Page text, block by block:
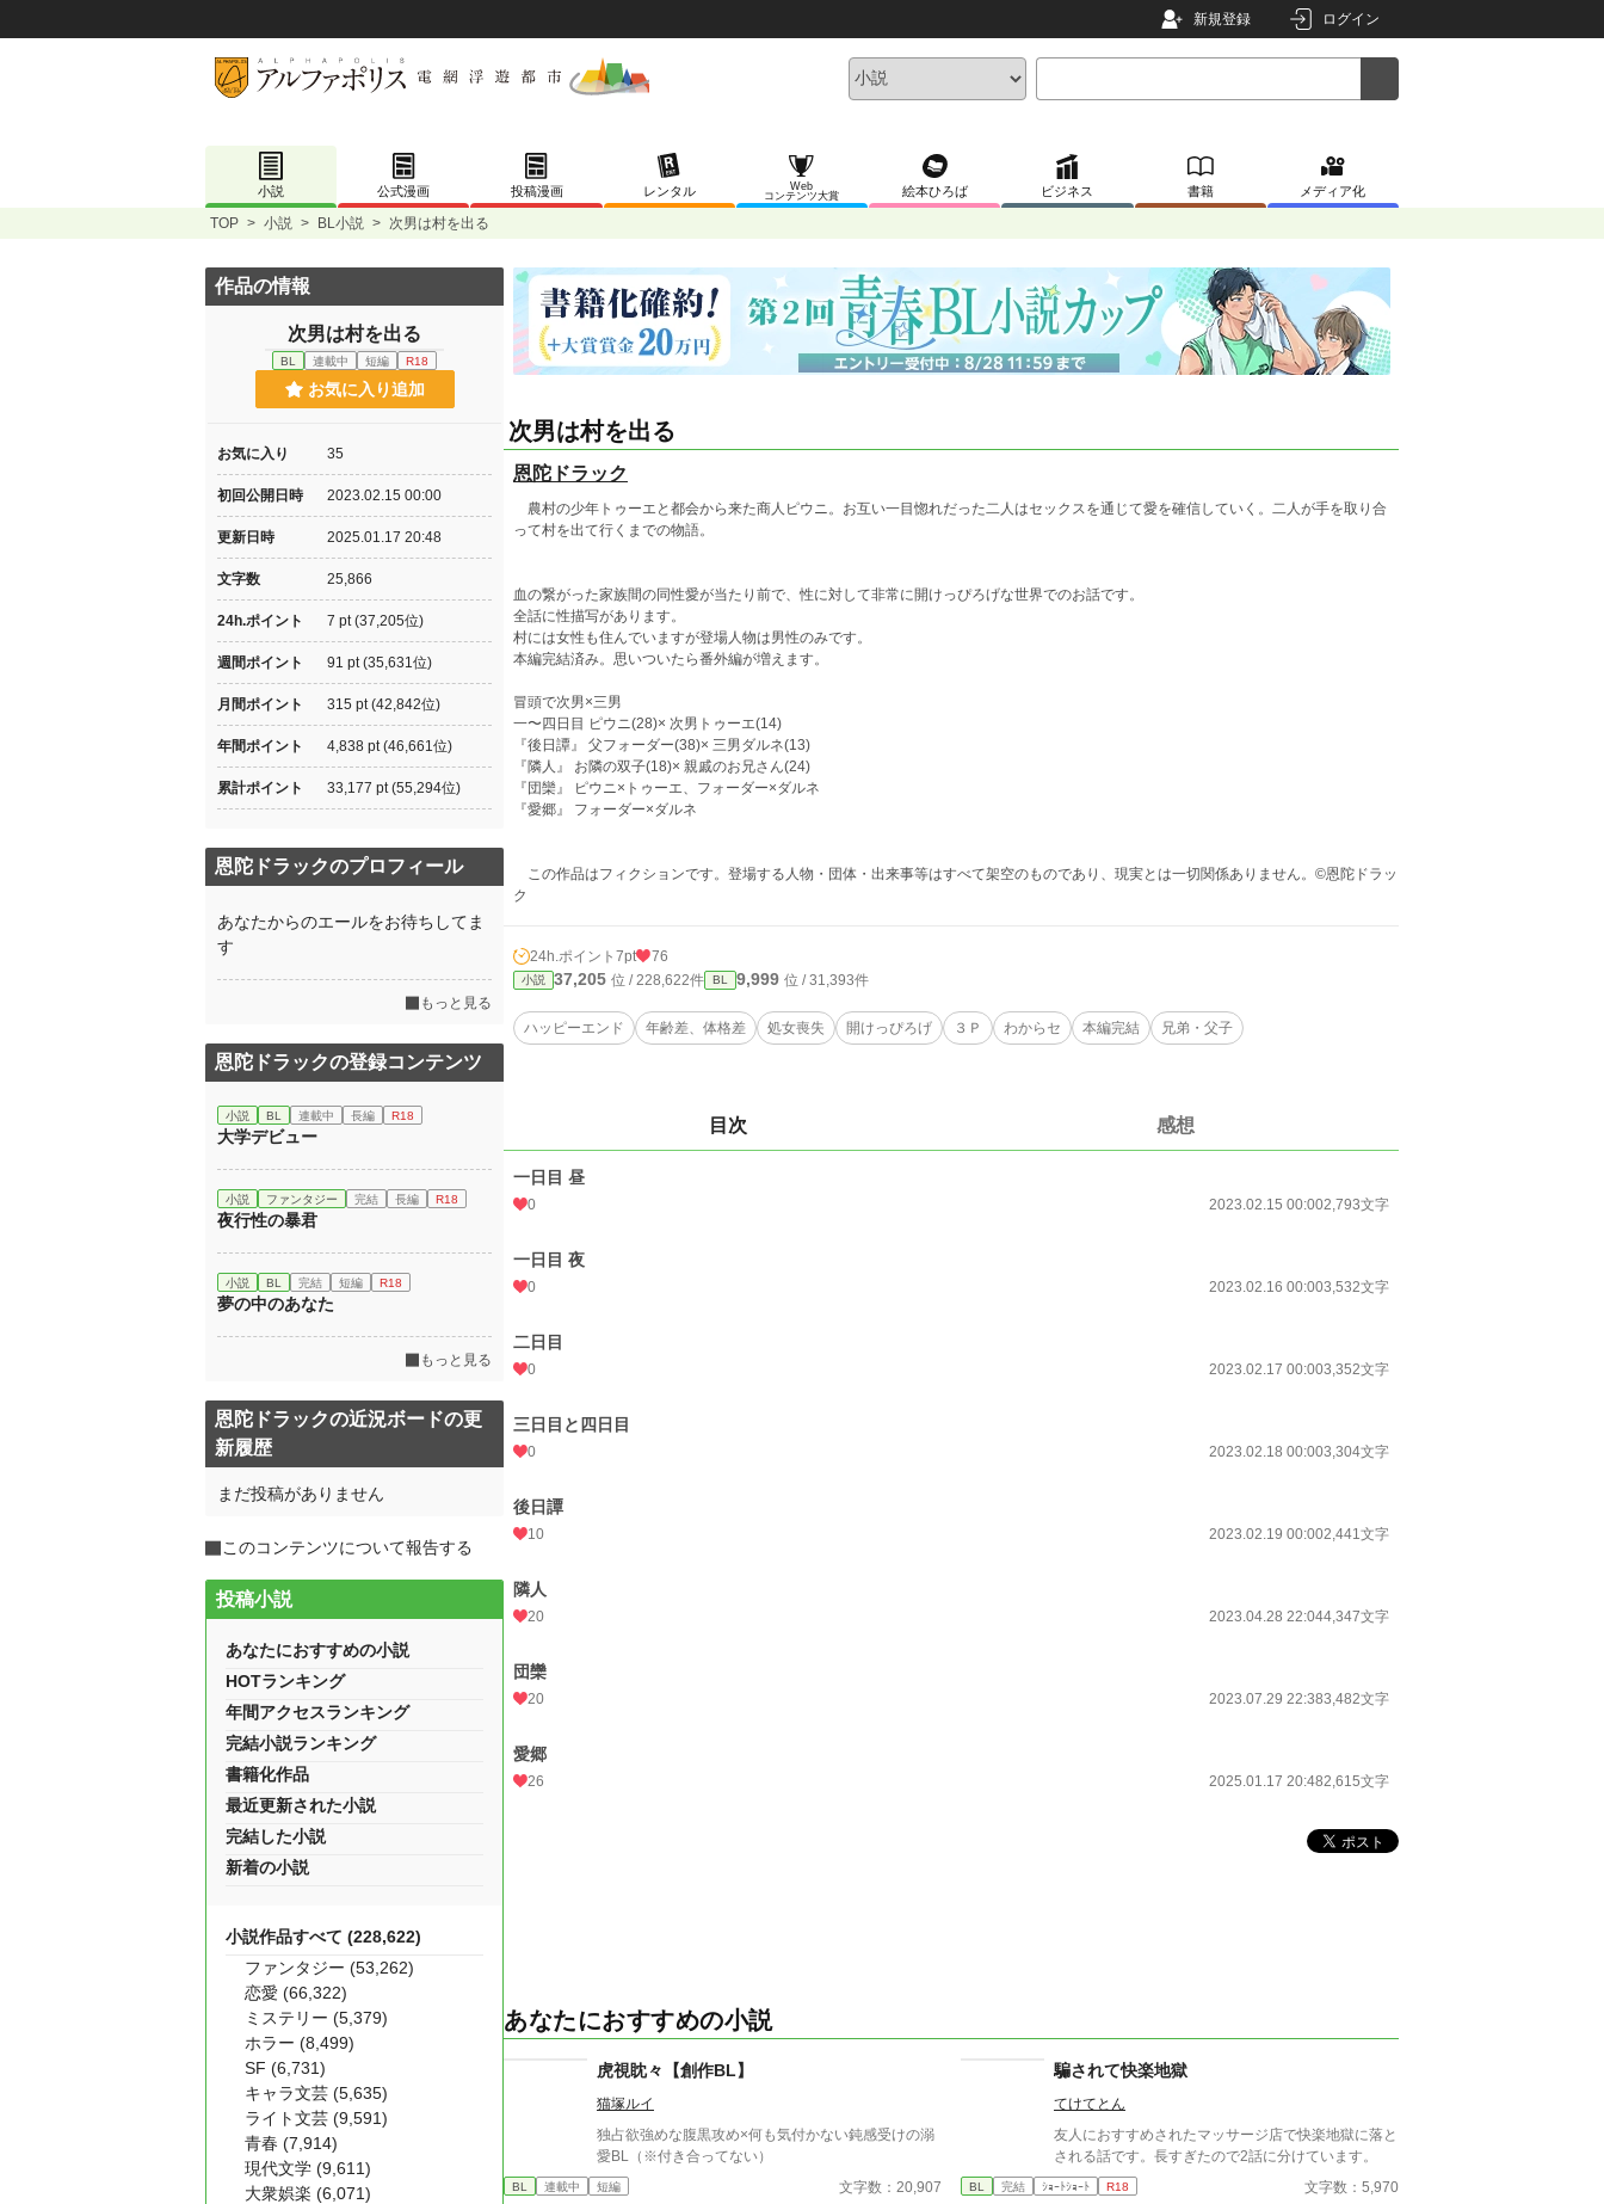
新規登録 ログイン
小説 公式漫画 投稿漫画 レンタル
Web
コンテンツ大賞
絵本ひろば ビジネス 書籍 メディア化
TOP > 小説 > BL小説 > 次男は村を出る
次男は村を出る
恩陀ドラック
農村の少年トゥーエと都会から来た商人ピウニ。お互い一目惚れだった二人はセックスを通じて愛を確信していく。二人が手を取り合
って村を出て行くまでの物語。
血の繋がった家族間の同性愛が当たり前で、性に対して非常に開けっぴろげな世界でのお話です。
全話に性描写があります。
村には女性も住んでいますが登場人物は男性のみです。
本編完結済み。思いついたら番外編が増えます。
冒頭で次男×三男
一〜四日目 ピウニ(28)× 次男トゥーエ(14)
『後日譚』 父フォーダー(38)× 三男ダルネ(13)
『隣人』 お隣の双子(18)× 親戚のお兄さん(24)
『団欒』 ピウニ×トゥーエ、フォーダー×ダルネ
『愛郷』 フォーダー×ダルネ
この作品はフィクションです。登場する人物・団体・出来事等はすべて架空のものであり、現実とは一切関係ありません。©恩陀ドラッ
ク
24h.ポイント 7pt 76
小説 37,205 位 / 228,622件 BL 9,999 位 / 31,393件
ハッピーエンド 年齢差、体格差 処女喪失 開けっぴろげ ３Ｐ わからセ 本編完結 兄弟・父子
目次 感想
一日目 昼
0 2023.02.15 00:002,793文字
一日目 夜
0 2023.02.16 00:003,532文字
二日目
0 2023.02.17 00:003,352文字
三日目と四日目
0 2023.02.18 00:003,304文字
後日譚
10 2023.02.19 00:002,441文字
隣人
20 2023.04.28 22:044,347文字
団欒
20 2023.07.29 22:383,482文字
愛郷
26 2025.01.17 20:482,615文字
あなたにおすすめの小説
虎視眈々【創作BL】
猫塚ルイ
独占欲強めな腹黒攻め×何も気付かない鈍感受けの溺
愛BL（※付き合ってない）
BL 連載中 短編 文字数：20,907
騙されて快楽地獄
てけてとん
友人におすすめされたマッサージ店で快楽地獄に落と
される話です。長すぎたので2話に分けています。
BL 完結 ｼｮｰﾄｼｮｰﾄ R18 文字数：5,970
作品の情報
次男は村を出る
BL 連載中 短編 R18
お気に入り追加
お気に入り 35
初回公開日時 2023.02.15 00:00
更新日時 2025.01.17 20:48
文字数 25,866
24h.ポイント 7 pt (37,205位)
週間ポイント 91 pt (35,631位)
月間ポイント 315 pt (42,842位)
年間ポイント 4,838 pt (46,661位)
累計ポイント 33,177 pt (55,294位)
恩陀ドラックのプロフィール
あなたからのエールをお待ちしてま
す
もっと見る
恩陀ドラックの登録コンテンツ
小説 BL 連載中 長編 R18
大学デビュー
小説 ファンタジー 完結 長編 R18
夜行性の暴君
小説 BL 完結 短編 R18
夢の中のあなた
もっと見る
恩陀ドラックの近況ボードの更
新履歴
まだ投稿がありません
このコンテンツについて報告する
投稿小説
あなたにおすすめの小説
HOTランキング
年間アクセスランキング
完結小説ランキング
書籍化作品
最近更新された小説
完結した小説
新着の小説
小説作品すべて (228,622)
ファンタジー (53,262)
恋愛 (66,322)
ミステリー (5,379)
ホラー (8,499)
SF (6,731)
キャラ文芸 (5,635)
ライト文芸 (9,591)
青春 (7,914)
現代文学 (9,611)
大衆娯楽 (6,071)